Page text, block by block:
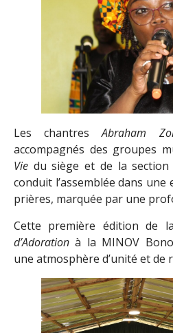
Les chantresAbraham
accompagnés des groupes
Vie du siège et de la
conduit l’assemblée dans
prières, marquée par une
Cette première édition de la
d’Adoration à la MINOV
une atmosphère d’unité et de